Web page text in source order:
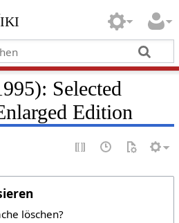
Selected
Edition
löschen?